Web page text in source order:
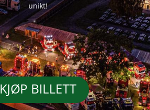
unikt!
KJØP BILLETT